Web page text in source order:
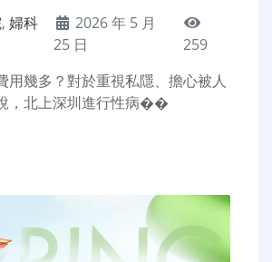
, 婦科
2026 年 5 月
25 日
259
用幾多？對於重視私隱、擔心被人
，北上深圳進行性病��